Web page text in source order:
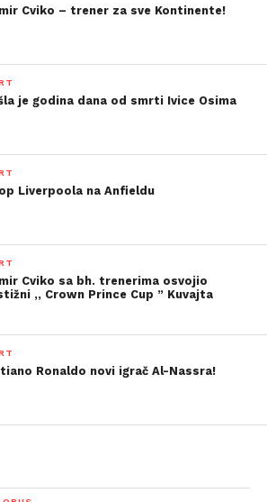
Cviko – trener za sve Kontinente!
je godina dana od smrti Ivice Osima
Liverpoola na Anfieldu
Cviko sa bh. trenerima osvojio
,, Crown Prince Cup ” Kuvajta
Ronaldo novi igrač Al-Nassra!